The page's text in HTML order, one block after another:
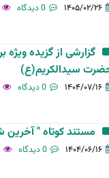
۱۴۰۵/۰۲/۲۶ 0 دیدگاه
گزارشی از گزیده ویژه
سیدالکریم(ع)
۱۴۰۴/۰۷/۱۶ 0 دیدگاه
مستند کوتاه " آخرین
۱۴۰۴/۰۶/۱۶ 0 دیدگاه